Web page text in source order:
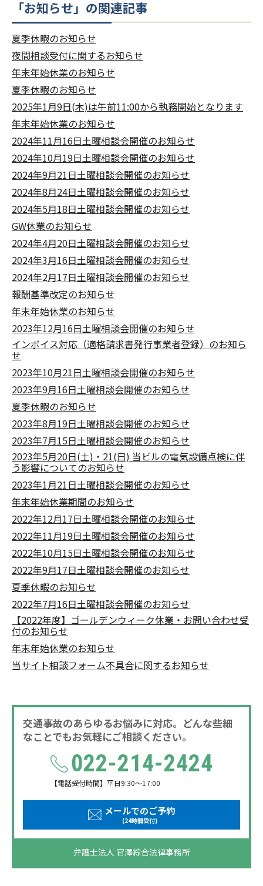
「お知らせ」の関連記事
夏季休暇のお知らせ
夜間相談受付に関するお知らせ
年末年始休業のお知らせ
夏季休暇のお知らせ
2025年1月9日(木)は午前11:00から執務開始となります
年末年始休業のお知らせ
2024年11月16日土曜相談会開催のお知らせ
2024年10月19日土曜相談会開催のお知らせ
2024年9月21日土曜相談会開催のお知らせ
2024年8月24日土曜相談会開催のお知らせ
2024年5月18日土曜相談会開催のお知らせ
GW休業のお知らせ
2024年4月20日土曜相談会開催のお知らせ
2024年3月16日土曜相談会開催のお知らせ
2024年2月17日土曜相談会開催のお知らせ
報酬基準改定のお知らせ
年末年始休業のお知らせ
2023年12月16日土曜相談会開催のお知らせ
インボイス対応（適格請求書発行事業者登録）のお知ら
せ
2023年10月21日土曜相談会開催のお知らせ
2023年9月16日土曜相談会開催のお知らせ
夏季休暇のお知らせ
2023年8月19日土曜相談会開催のお知らせ
2023年7月15日土曜相談会開催のお知らせ
2023年5月20日(土)・21(日) 当ビルの電気設備点検に伴
う影響についてのお知らせ
2023年1月21日土曜相談会開催のお知らせ
年末年始休業期間のお知らせ
2022年12月17日土曜相談会開催のお知らせ
2022年11月19日土曜相談会開催のお知らせ
2022年10月15日土曜相談会開催のお知らせ
2022年9月17日土曜相談会開催のお知らせ
夏季休暇のお知らせ
2022年7月16日土曜相談会開催のお知らせ
【2022年度】ゴールデンウィーク休業・お問い合わせ受
付のお知らせ
年末年始休業のお知らせ
当サイト相談フォーム不具合に関するお知らせ
交通事故のあらゆるお悩みに対応。どんな些細
なことでもお気軽にご相談ください。
022-214-2424
【電話受付時間】平日9:30～17:00
メールでのご予約
(24時間受付)
弁護士法人 官澤綜合法律事務所